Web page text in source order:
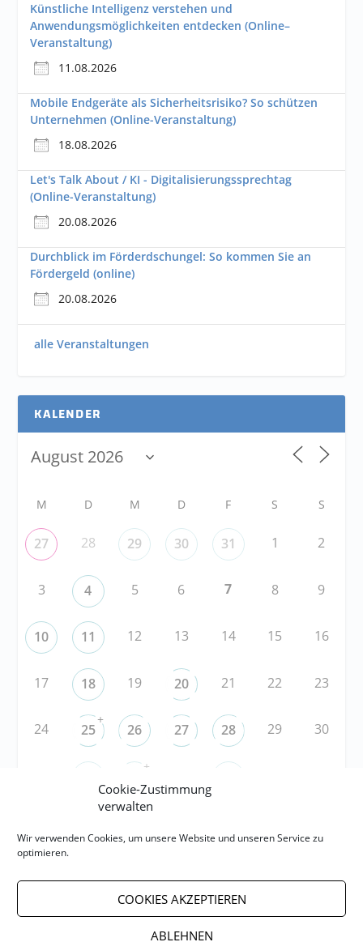
Cookie-Zustimmung
verwalten
Wir verwenden Cookies, um unsere Website und unseren Service zu
optimieren.
COOKIES AKZEPTIEREN
ABLEHNEN
Künstliche Intelligenz verstehen und
Anwendungsmöglichkeiten entdecken (Online–
Veranstaltung)
11.08.2026
Mobile Endgeräte als Sicherheitsrisiko? So schützen
Unternehmen (Online-Veranstaltung)
18.08.2026
Let's Talk About / KI - Digitalisierungssprechtag
(Online-Veranstaltung)
20.08.2026
Durchblick im Förderdschungel: So kommen Sie an
Fördergeld (online)
20.08.2026
alle Veranstaltungen
KALENDER
M D M D F S S
27 28 29 30 31 1 2
3 4 5 6 7 8 9
10 11 12 13 14 15 16
17 18 19 20 21 22 23
24 25
+
26 27 28 29 30
+
RSS